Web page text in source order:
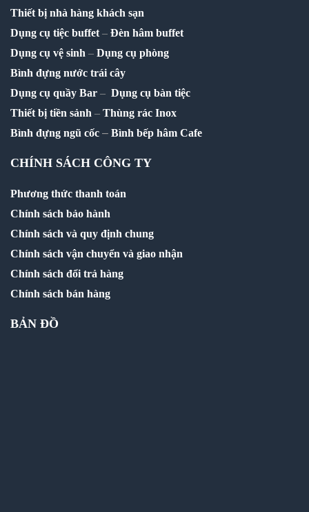
Thiết bị nhà hàng khách sạn
Dụng cụ tiệc buffet – Đèn hâm buffet
Dụng cụ vệ sinh – Dụng cụ phòng
Bình đựng nước trái cây
Dụng cụ quầy Bar – Dụng cụ bàn tiệc
Thiết bị tiền sảnh – Thùng rác Inox
Bình đựng ngũ cốc – Bình bếp hâm Cafe
CHÍNH SÁCH CÔNG TY
Phương thức thanh toán
Chính sách bảo hành
Chính sách và quy định chung
Chính sách vận chuyển và giao nhận
Chính sách đổi trả hàng
Chính sách bán hàng
BẢN ĐỒ